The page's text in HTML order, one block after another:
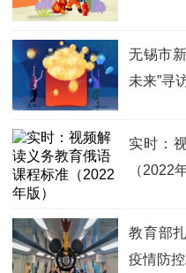
无锡市
未来”寻
实时：
（2022
教育部
疫情防